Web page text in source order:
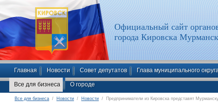
Официальный сайт
города Кировска
Главная Новости Совет депутатов Глава муниципального
Все для бизнеса О городе
Все для бизнеса / Новости / Новости / Предприниматели из Кировска представят